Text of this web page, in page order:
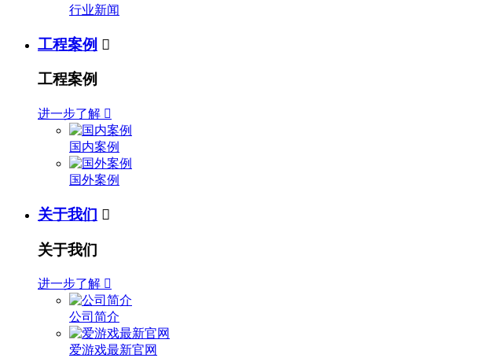
行业新闻
工程案例 
工程案例
进一步了解 
国内案例
国外案例
关于我们 
关于我们
进一步了解 
公司简介
爱游戏最新官网